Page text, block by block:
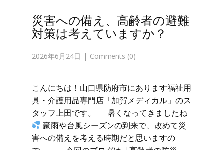
災害への備え、高齢者の避難
対策は考えていますか？
2026年6月24日 Comments (0)
こんにちは！山口県防府市にあります福祉用
具・介護用品専門店「加賀メディカル」のス
タッフ上田です。 暑くなってきましたね
豪雨や台風シーズンの到来で、改めて災
害への備えを考える時期だと思いますの